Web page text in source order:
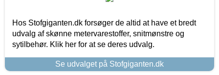
Hos Stofgiganten.dk forsøger de altid at have et bredt
udvalg af skønne metervarestoffer, snitmønstre og
sytilbehør. Klik her for at se deres udvalg.
Se udvalget på Stofgiganten.dk